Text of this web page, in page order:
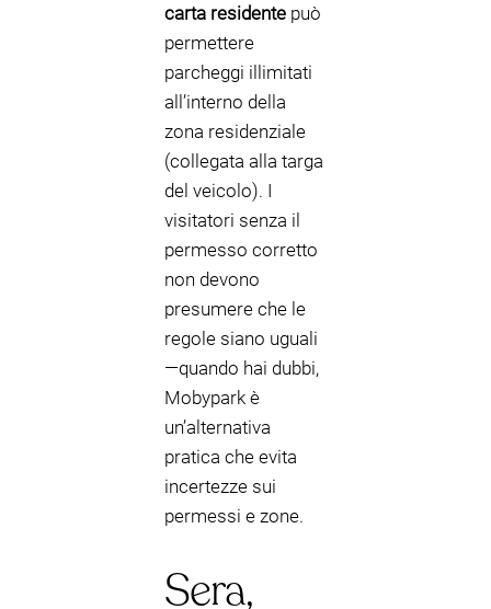
carta residente può
permettere
parcheggi illimitati
all’interno della
zona residenziale
(collegata alla targa
del veicolo). I
visitatori senza il
permesso corretto
non devono
presumere che le
regole siano uguali
—quando hai dubbi,
Mobypark è
un’alternativa
pratica che evita
incertezze sui
permessi e zone.
Sera,